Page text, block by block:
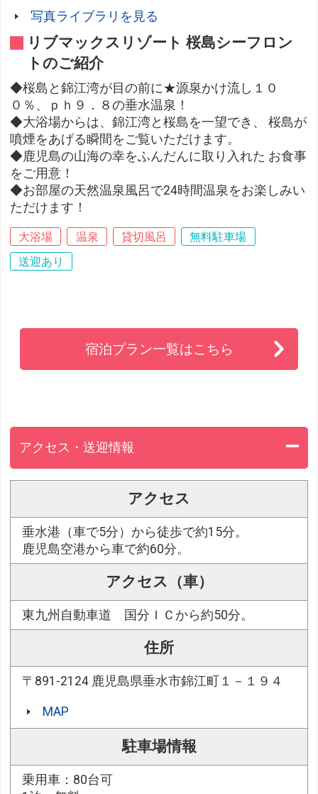
写真ライブラリを見る
リブマックスリゾート 桜島シーフロン
トのご紹介
◆桜島と錦江湾が目の前に★源泉かけ流し１０
０％、ｐｈ９．８の垂水温泉！
◆大浴場からは、錦江湾と桜島を一望でき、 桜島が
噴煙をあげる瞬間をご覧いただけます。
◆鹿児島の山海の幸をふんだんに取り入れた お食事
をご用意！
◆お部屋の天然温泉風呂で24時間温泉をお楽しみい
ただけます！
大浴場 温泉 貸切風呂
無料駐車場
送迎あり
宿泊プラン一覧はこちら
アクセス・送迎情報
アクセス
垂水港（車で5分）から徒歩で約15分。
鹿児島空港から車で約60分。
アクセス（車）
東九州自動車道 国分ＩＣから約50分。
住所
〒891-2124 鹿児島県垂水市錦江町１－１９４
MAP
駐車場情報
乗用車：80台可